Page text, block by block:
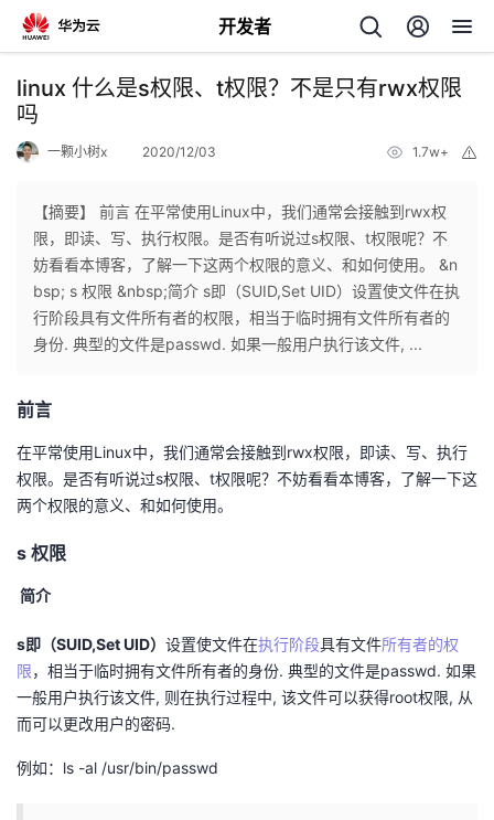
开发者
返
回
个
人
我
开
发
我
的
博
我
的
我
linux 什么是s权限、t权限？不是只有rwx权限
吗
一颗小树x 2020/12/03 1.7w+
【摘要】 前言 在平常使用Linux中，我们通常会接触到rwx权
限，即读、写、执行权限。是否有听说过s权限、t权限呢？不
妨看看本博客，了解一下这两个权限的意义、和如何使用。 &n
bsp; s 权限 &nbsp;简介 s即（SUID,Set UID）设置使文件在执
行阶段具有文件所有者的权限，相当于临时拥有文件所有者的
身份. 典型的文件是passwd. 如果一般用户执行该文件, ...
前言
在平常使用Linux中，我们通常会接触到rwx权限，即读、写、执行
权限。是否有听说过s权限、t权限呢？不妨看看本博客，了解一下这
两个权限的意义、和如何使用。
s 权限
简介
s即（SUID,Set UID） 设置使文件在执行阶段具有文件所有者的权
限，相当于临时拥有文件所有者的身份. 典型的文件是passwd. 如果
一般用户执行该文件, 则在执行过程中, 该文件可以获得root权限, 从
而可以更改用户的密码.
例如：ls -al /usr/bin/passwd